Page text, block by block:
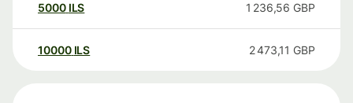
5000 ILS 1 236,56 GBP
10000 ILS 2 473,11 GBP